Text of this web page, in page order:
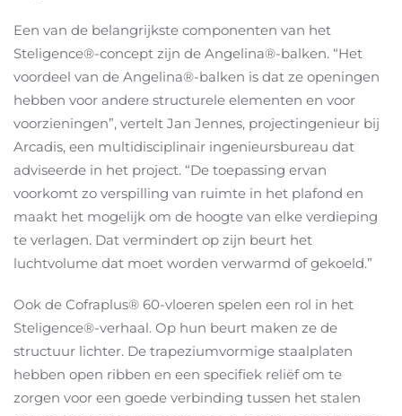
Een van de belangrijkste componenten van het
Steligence®-concept zijn de Angelina®-balken. “Het
voordeel van de Angelina®-balken is dat ze openingen
hebben voor andere structurele elementen en voor
voorzieningen”, vertelt Jan Jennes, projectingenieur bij
Arcadis, een multidisciplinair ingenieursbureau dat
adviseerde in het project. “De toepassing ervan
voorkomt zo verspilling van ruimte in het plafond en
maakt het mogelijk om de hoogte van elke verdieping
te verlagen. Dat vermindert op zijn beurt het
luchtvolume dat moet worden verwarmd of gekoeld.”
Ook de Cofraplus® 60-vloeren spelen een rol in het
Steligence®-verhaal. Op hun beurt maken ze de
structuur lichter. De trapeziumvormige staalplaten
hebben open ribben en een specifiek reliëf om te
zorgen voor een goede verbinding tussen het stalen